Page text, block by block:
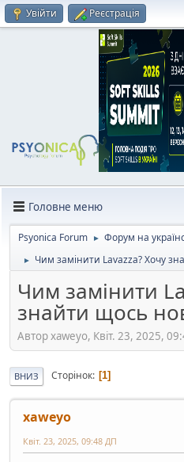
Увійти Реєстрація
Головне меню
Psyonica Forum ► Форум на
► Чим замінити Lavazza? Хочу
Чим замінити
знайти щось
Автор xaweyo, Квіт. 23, 2025,
ВНИЗ Сторінок 1
xaweyo
Квіт. 23, 2025, 09:48 ДП